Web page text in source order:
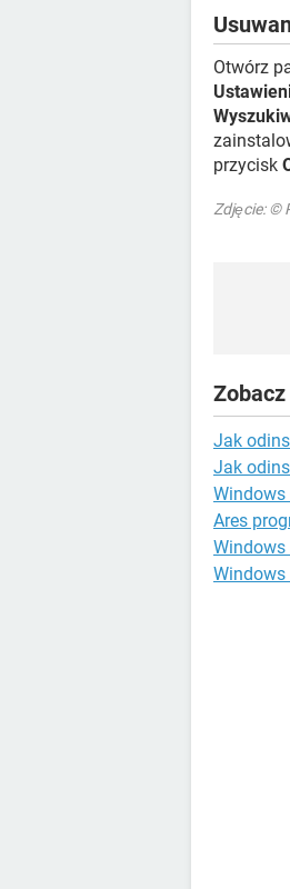
Otwórz
przycisk
Zdjęcie: ©
Jak
Jak
Windows
Ares
Windows